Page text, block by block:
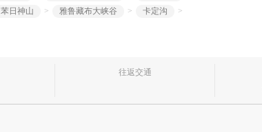
苯日神山 > 雅鲁藏布大峡谷 > 卡定沟
>
往返交通